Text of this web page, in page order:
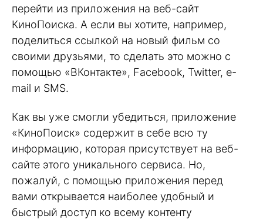
перейти из приложения на веб-сайт
КиноПоиска. А если вы хотите, например,
поделиться ссылкой на новый фильм со
своими друзьями, то сделать это можно с
помощью «ВКонтакте», Facebook, Twitter, e-
mail и SMS.
Как вы уже смогли убедиться, приложение
«КиноПоиск» содержит в себе всю ту
информацию, которая присутствует на веб-
сайте этого уникального сервиса. Но,
пожалуй, с помощью приложения перед
вами открывается наиболее удобный и
быстрый доступ ко всему контенту